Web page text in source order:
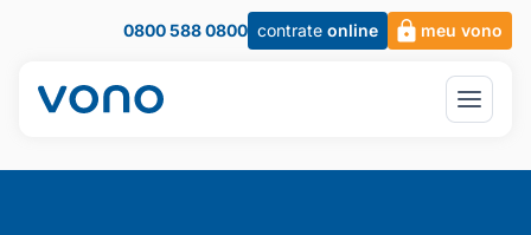
0800 588 0800 contrate online meu vono